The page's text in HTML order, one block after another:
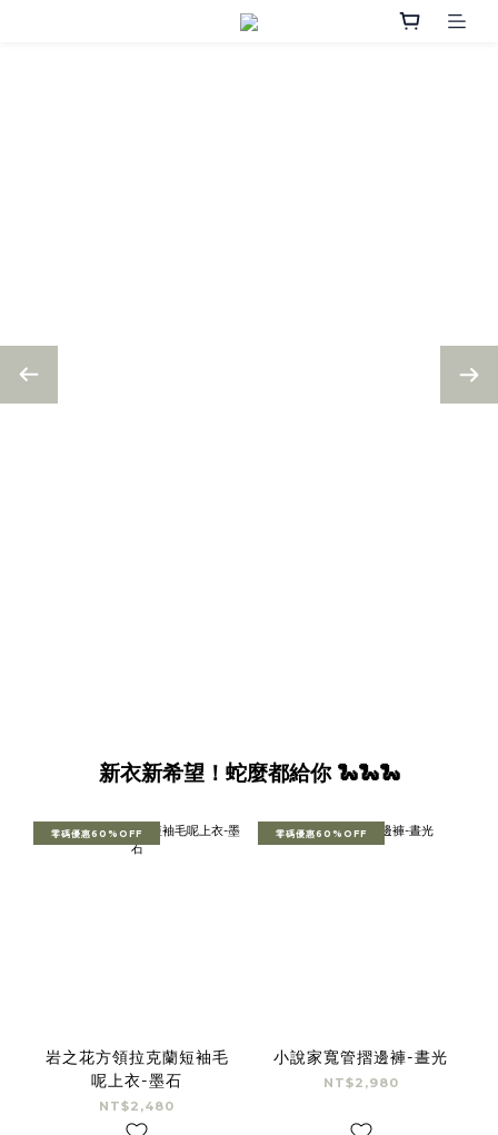
新衣新希望！蛇麼都給你 🐍🐍🐍
零碼優惠60%OFF
岩之花方領拉克蘭短袖毛
呢上衣-墨石
NT$2,480
零碼優惠60%OFF
小說家寬管摺邊褲-晝光
NT$2,980